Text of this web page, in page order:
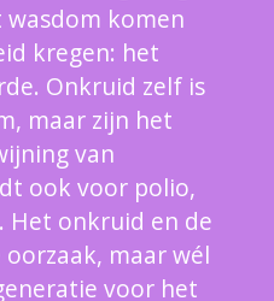
komen
kregen: het
Onkruid zelf is
maar zijn het
van
ook voor polio,
Het onkruid en de
maar wél
voor het